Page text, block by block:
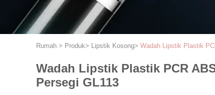
Rumah > Produk> Lipstik Kosong> Wadah Lipstik Plastik
Wadah Lipstik Plastik PCR
Persegi GL113